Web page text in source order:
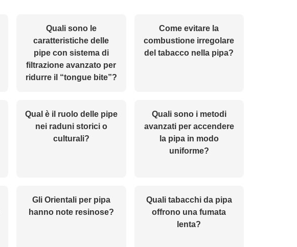
Quali sono le
caratteristiche delle
pipe con sistema di
filtrazione avanzato per
ridurre il “tongue bite”?
Come evitare la
combustione irregolare
del tabacco nella pipa?
Qual è il ruolo delle pipe
nei raduni storici o
culturali?
Quali sono i metodi
avanzati per accendere
la pipa in modo
uniforme?
Gli Orientali per pipa
hanno note resinose?
Quali tabacchi da pipa
offrono una fumata
lenta?